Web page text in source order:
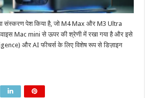
संस्करण पेश किया है, जो M4 Max और M3 Ultra
Mac mini से ऊपर की श्रेणी में रखा गया है और इसे
और AI फीचर्स के लिए विशेष रूप से डिज़ाइन